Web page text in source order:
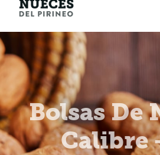
Bolsas De
Calibre